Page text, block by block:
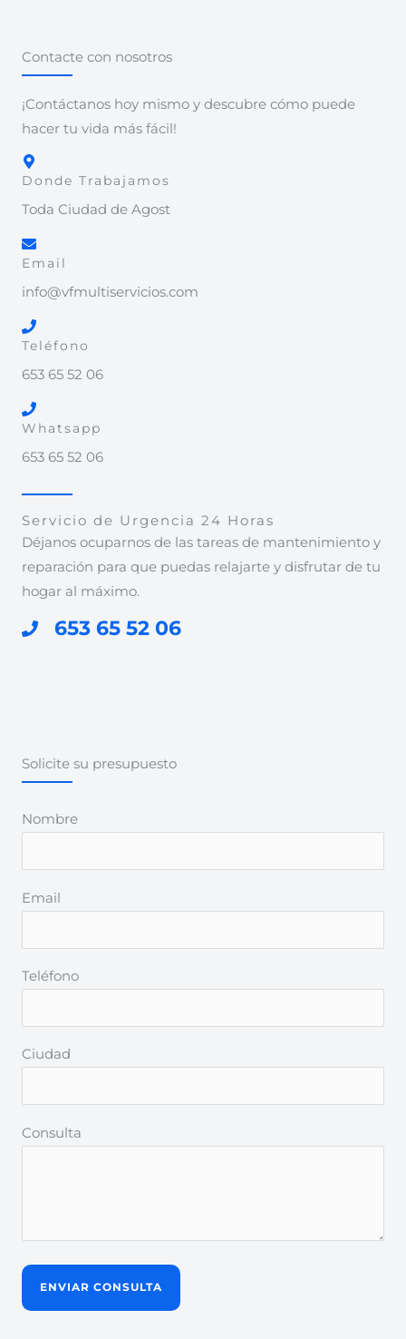
Contacte con nosotros
¡Contáctanos hoy mismo y descubre cómo puede
hacer tu vida más fácil!
Donde Trabajamos
Toda Ciudad de Agost
Email
info@vfmultiservicios.com
Teléfono
653 65 52 06
Whatsapp
653 65 52 06
Servicio de Urgencia 24 Horas
Déjanos ocuparnos de las tareas de mantenimiento y
reparación para que puedas relajarte y disfrutar de tu
hogar al máximo.
653 65 52 06
Solicite su presupuesto
Nombre
Email
Teléfono
Ciudad
Consulta